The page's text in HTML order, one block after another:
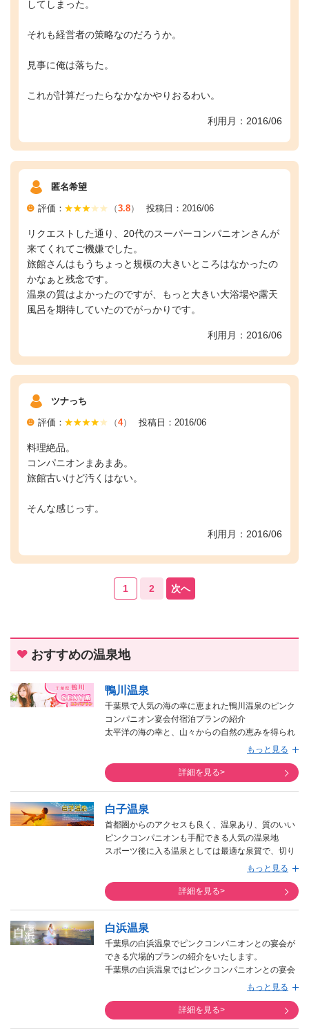
してしまった。
それも経営者の策略なのだろうか。
見事に俺は落ちた。
これが計算だったらなかなかやりおるわい。
利用月：2016/06
匿名希望
評価： （3.8） 投稿日：2016/06
リクエストした通り、20代のスーパーコンパニオンさんが
来てくれてご機嫌でした。
旅館さんはもうちょっと規模の大きいところはなかったの
かなぁと残念です。
温泉の質はよかったのですが、もっと大きい大浴場や露天
風呂を期待していたのでがっかりです。
利用月：2016/06
ツナっち
評価： （4） 投稿日：2016/06
料理絶品。
コンパニオンまあまあ。
旅館古いけど汚くはない。
そんな感じっす。
利用月：2016/06
1 2 次へ
おすすめの温泉地
鴨川温泉
千葉県で人気の海の幸に恵まれた鴨川温泉のピンク
コンパニオン宴会付宿泊プランの紹介
太平洋の海の幸と、山々からの自然の恵みを得られ
もっと見る
詳細を見る>
白子温泉
首都圏からのアクセスも良く、温泉あり、質のいい
ピンクコンパニオンも手配できる人気の温泉地
スポーツ後に入る温泉としては最適な泉質で、切り
傷・やけど・疲労回復などに効果があるといわれて
もっと見る
詳細を見る>
白浜温泉
千葉県の白浜温泉でピンクコンパニオンとの宴会が
できる穴場的プランの紹介をいたします。
千葉県の白浜温泉ではピンクコンパニオンとの宴会
がついた宿泊プランは、知る人ぞ知る穴場的存在の
もっと見る
詳細を見る>